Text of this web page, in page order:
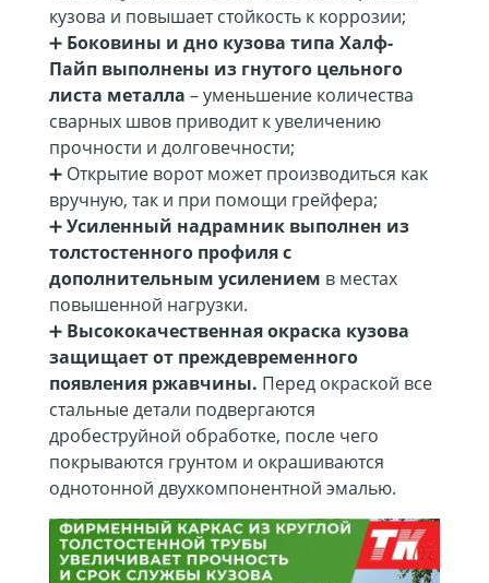
кузова и повышает стойкость к коррозии;
➕ Боковины и дно кузова типа Халф-
Пайп выполнены из гнутого цельного
листа металла – уменьшение количества
сварных швов приводит к увеличению
прочности и долговечности;
➕ Открытие ворот может производиться как
вручную, так и при помощи грейфера;
➕Усиленный надрамник выполнен из
толстостенного профиля с
дополнительным усилением в местах
повышенной нагрузки.
➕ Высококачественная окраска кузова
защищает от преждевременного
появления ржавчины. Перед окраской все
стальные детали подвергаются
дробеструйной обработке, после чего
покрываются грунтом и окрашиваются
однотонной двухкомпонентной эмалью.